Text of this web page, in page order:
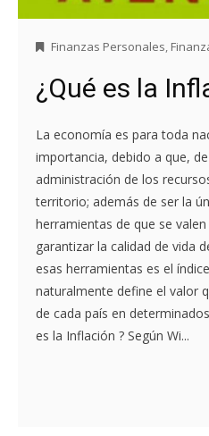
Finanzas Personales,
¿Qué es la
La economía es para toda
importancia, debido a que,
administración de los
territorio; además de ser la
herramientas de que se
garantizar la calidad de vida
esas herramientas es el
naturalmente define el valor
de cada país en
es la Inflación ? Según Wi...